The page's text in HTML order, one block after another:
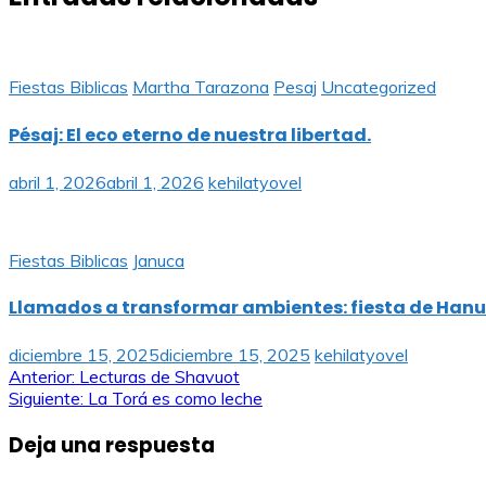
Fiestas Biblicas Martha Tarazona Pesaj Uncategorized
Pésaj: El eco eterno de nuestra libertad.
abril 1, 2026abril 1, 2026 kehilatyovel
Fiestas Biblicas Januca
Llamados a transformar ambientes: fiesta de
diciembre 15, 2025diciembre 15, 2025 kehilatyovel
Navegación
entradas
Anterior: Lecturas de Shavuot
Siguiente: La Torá es como leche
Deja una respuesta